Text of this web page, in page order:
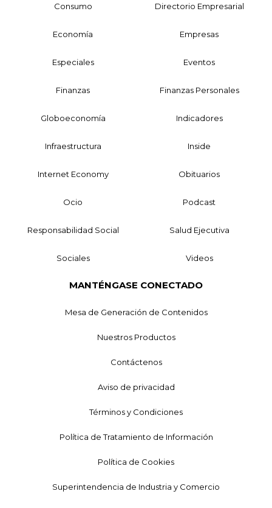
Consumo Directorio Empresarial
Economía Empresas
Especiales Eventos
Finanzas Finanzas Personales
Globoeconomía Indicadores
Infraestructura Inside
Internet Economy Obituarios
Ocio Podcast
Responsabilidad Social Salud Ejecutiva
Sociales Videos
MANTÉNGASE CONECTADO
Mesa de Generación de Contenidos
Nuestros Productos
Contáctenos
Aviso de privacidad
Términos y Condiciones
Política de Tratamiento de Información
Política de Cookies
Superintendencia de Industria y Comercio